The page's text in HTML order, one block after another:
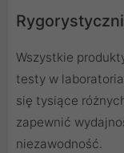
Wszystkie
testy w
się tysiące
zapewnić
niezawodność.